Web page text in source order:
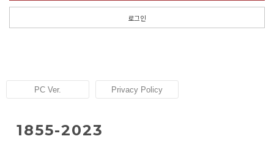
로그인
PC Ver. Privacy Policy
1855-2023